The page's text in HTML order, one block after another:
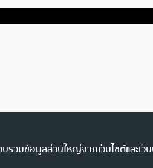
รวมข้อมูลส่วนใหญ่จากเว็บไซต์และเ